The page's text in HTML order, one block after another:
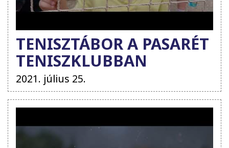
TENISZTÁBOR A PASARÉT
TENISZKLUBBAN
2021. július 25.